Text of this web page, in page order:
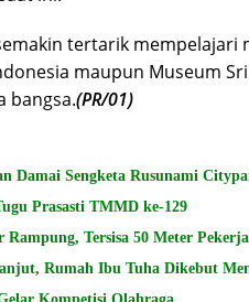
tertarik mempelajari
maupun Museum
bangsa.(PR/01)
Damai Sengketa Rusunami
Prasasti TMMD ke-129
Tersisa 50 Meter
Rumah Ibu Tuha Dikebut